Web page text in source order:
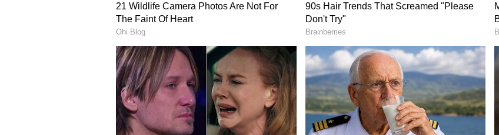
ದತ್ತಜಯಂತಿಗೆ ಜನರನ್ನು ಆಹ್ವಾನಿಸಲು ಸಂಘಪರಿವಾರದ ಕಾರ್ಯಕರ್ತರಿಂದ ಬೈಕ್ ರ್‍ಯಾಲಿ
ಮೂಲಸೌಕರ್ಯಗಳ ಅಭಿವೃದ್ಧಿ:ಚಿಕ್ಕಮಗಳೂರು ತಾಲ್ಲೂಕು ಐಡಿಪೀಠ ಗಾಮದ ಶ್ರೀ ಗುರು ದತ್ತಾತ್ರೇಯ
ಬಾಬಾಬುಡನ್ ಸ್ವಾಮಿ ದರ್ಗಾದಲ್ಲಿ ನಡೆಯಲಿರುವ ದತ್ತಜಯಂತಿ ಕಾರ್ಯಕ್ರಮದ ಅಂಗವಾಗಿ ಭಕ್ತಾಧಿಗಳಿಗೆ
ಅಗತ್ಯ ಮೂಲ ಸೌಕರ್ಯಗಳನ್ನು ಕಲ್ಪಿಸಲು ಜಿಲ್ಲಾಡಳಿತ ಅಗತ್ಯಕ್ರಮಕೈಗೊಂಡಿದೆ. ನಗರದಿಂದ ಪೀಠದವರೆಗೆ
ಕೆಮ್ಮಣ್ಣುಗುಂಡಿ ಕ್ರಾಸ್, ಕವಿಕಲ್ ಗಂಡಿಯ ವ್ಯಾಪ್ತಿಯ ರಸ್ತೆಗುಂಡಿಗಳನ್ನು ಮುಚ್ಚಿ ಸುಗಮ ಸಂಚಾರಕ್ಕೆ ವ್ಯವಸ್ಥೆ